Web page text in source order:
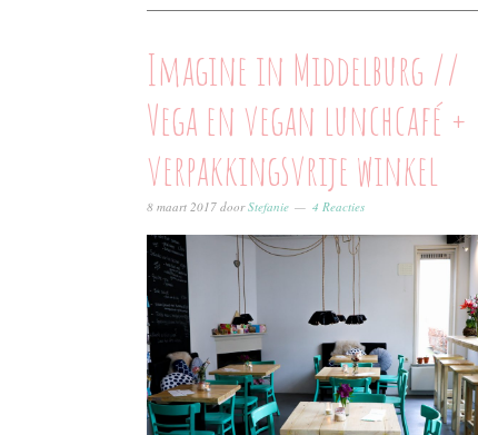
Imagine in Middelburg //
Vega en vegan lunchcafé +
verpakkingsvrije winkel
8 maart 2017 doorStefanie 4 Reacties